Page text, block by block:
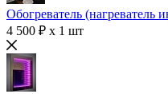
Обогреватель (нагреватель
4 500 ₽ x 1 шт